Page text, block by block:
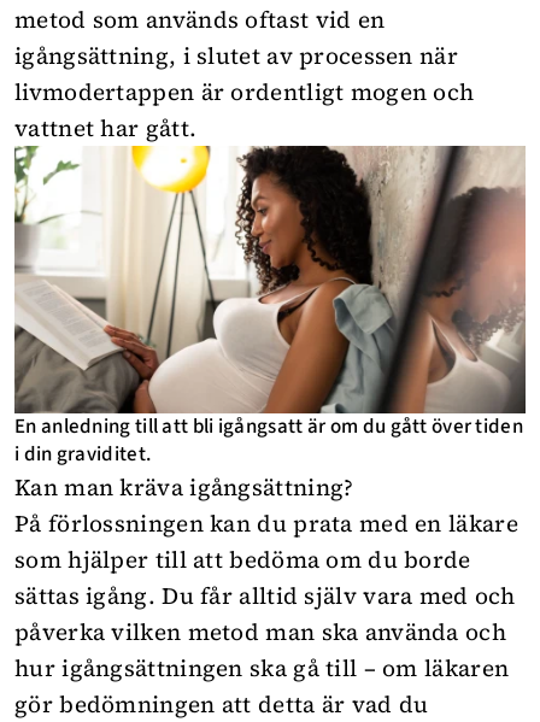
metod som används oftast vid en
igångsättning, i slutet av processen när
livmodertappen är ordentligt mogen och
vattnet har gått.
En anledning till att bli igångsatt är om du gått över tiden
i din graviditet.
Kan man kräva igångsättning?
På förlossningen kan du prata med en läkare
som hjälper till att bedöma om du borde
sättas igång. Du får alltid själv vara med och
påverka vilken metod man ska använda och
hur igångsättningen ska gå till – om läkaren
gör bedömningen att detta är vad du